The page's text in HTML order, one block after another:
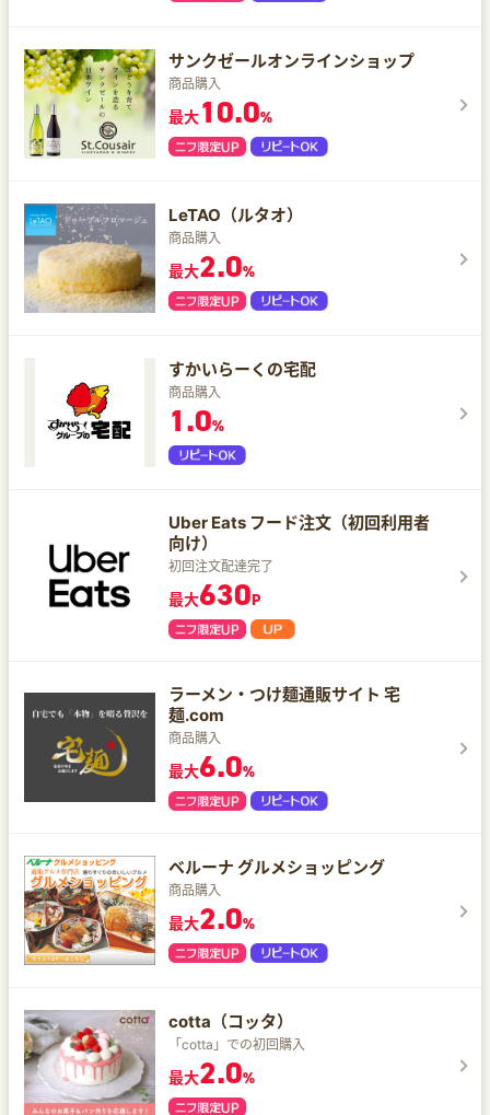
サンクゼールオンラインショップ
商品購入
最大10.0%
LeTAO（ルタオ）
商品購入
最大2.0%
すかいらーくの宅配
商品購入
1.0%
Uber Eats フード注文（初回利用者
向け）
初回注文配達完了
最大630P
ラーメン・つけ麺通販サイト 宅
麺.com
商品購入
最大6.0%
ベルーナ グルメショッピング
商品購入
最大2.0%
cotta（コッタ）
「cotta」での初回購入
最大2.0%